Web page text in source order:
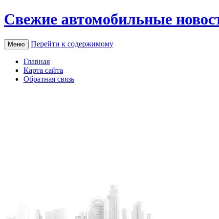
Свежие автомобильные
Меню Перейти к содержимому
Главная
Карта сайта
Обратная связь